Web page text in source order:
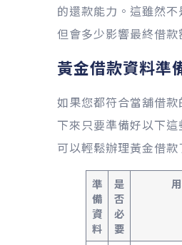
的還款能力。這雖然不
但會多少影響最終借款
黃金借款資料準
如果您都符合當舖借
下來只要準備好以下
可以輕鬆辦理黃金借款
準
備
資
料
是
否
必
要